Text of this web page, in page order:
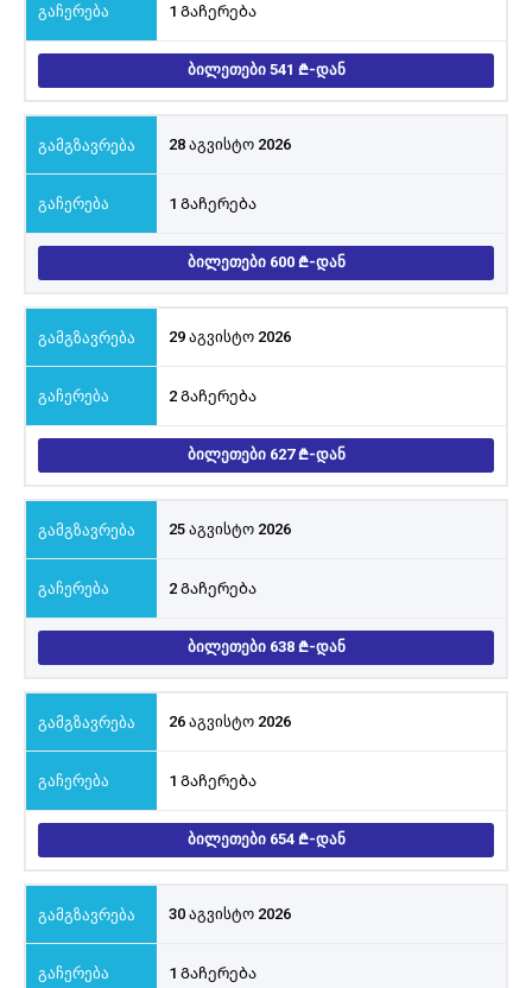
1 Გაჩერება
ᲑᲘᲚᲔᲗᲔᲑᲘ 541 -ᲓᲐᲜ
28 აგვისტო 2026
1 Გაჩერება
ᲑᲘᲚᲔᲗᲔᲑᲘ 600 -ᲓᲐᲜ
29 აგვისტო 2026
2 Გაჩერება
ᲑᲘᲚᲔᲗᲔᲑᲘ 627 -ᲓᲐᲜ
25 აგვისტო 2026
2 Გაჩერება
ᲑᲘᲚᲔᲗᲔᲑᲘ 638 -ᲓᲐᲜ
26 აგვისტო 2026
1 Გაჩერება
ᲑᲘᲚᲔᲗᲔᲑᲘ 654 -ᲓᲐᲜ
30 აგვისტო 2026
1 Გაჩერება